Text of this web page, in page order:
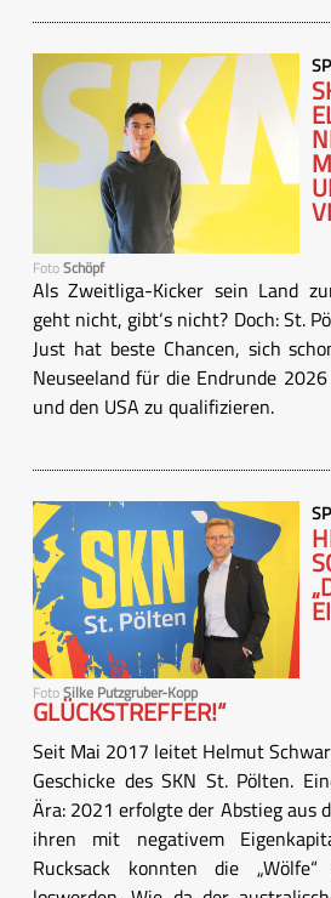
FotoSchöpf
Als Zweitliga-Kicker sein Land
geht nicht, gibt‘s nicht? Doch: St.
Just hat beste Chancen, sich
Neuseeland für die Endrunde
und den USA zu qualifizieren.
FotoSilke Putzgruber-Kopp
GLÜCKSTREFFER!“
Seit Mai 2017 leitet Helmut
Geschicke des SKN St. Pölten.
Ära: 2021 erfolgte der Abstieg aus
ihren mit negativem
Rucksack konnten die